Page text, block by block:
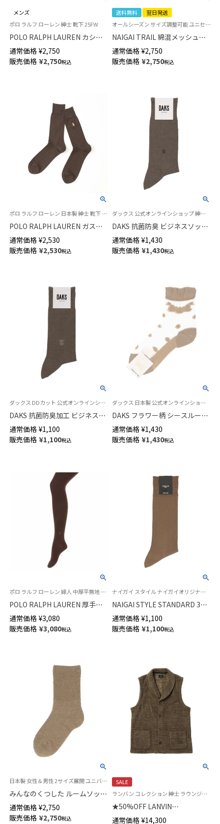
メンズ
ポロ ラルフ ローレン 紳士 靴下 25FW
POLO RALPH LAUREN カシミ
ヤ混 フラットベッド ゴードン
タータンチェック ポロポニー刺
しゅう クルー丈 ビジネス カジ
通常価格 ¥2,750
販売価格 ¥2,750税込
送料無料
翌日発送
オールシーズン サイズ調整可能 ユニセックス メンズ レディース 父の日アウトドア
NAIGAI TRAIL 綿混メッシュで
乾きやすい 短ツバ帽子 登山 ア
ウトドア用 SHORT BRIM CAP
2nd 抗菌防臭加工 【365日最短
通常価格 ¥2,750
販売価格 ¥2,750税込
ポロ ラルフ ローレン 日本製 紳士 靴下 2025SS
POLO RALPH LAUREN ガスシ
ル綿 多色 リブ ワンポイント刺
しゅう クルー丈 ビジネス カジ
ュアル メンズ ソックス
通常価格 ¥2,530
販売価格 ¥2,530税込
ダックス 公式オンラインショップ 紳士 靴下
DAKS 抗菌防臭 ビジネスソック
ス 平無地 かかとしっかりホー
ルド クルー丈 メンズ 02502572
通常価格 ¥1,430
販売価格 ¥1,430税込
ダックス DDカット 公式オンラインショップ 紳士 靴下
DAKS 抗菌防臭加工 ビジネスソ
ックス 小寸 大寸 平無地 タック
ストライプ クルー丈 メンズ
02502571
通常価格 ¥1,100
販売価格 ¥1,100税込
ダックス 日本製 公式オンラインショップ 婦人 靴下
DAKS フラワー柄 シースルーソ
ックス つま先フラット レーヨ
ンシルク混 テグス クルー丈 レ
ディース 03367028
通常価格 ¥1,430
販売価格 ¥1,430税込
ポロ ラルフ ローレン 婦人 中厚平無地 タイツ 冬
POLO RALPH LAUREN 厚手で
暖かい 毛混 タイツ 330デニール
相当 マチ付 ワンポイント刺繍
レディース 01847612
通常価格 ¥3,080
販売価格 ¥3,080税込
ナイガイ スタイル ナイガイオリジナル 日本製 紳士 靴下
NAIGAI STYLE STANDARD 3D
ヒール 無地 抗菌防臭 3×1 リブ
クルー丈 ビジネス ソックス メ
ンズ 02352708
通常価格 ¥1,100
販売価格 ¥1,100税込
日本製 女性＆男性 2サイズ展開 ユニバーサルデザイン 介護 履きやすい
みんなのくつした ルームソック
ス あたたかアンゴラ毛混 総パ
イル【締めつけない靴下】 クルー
丈 ユニセックス 90361013
通常価格 ¥2,750
販売価格 ¥2,750税込
SALE
ランバン コレクション 紳士 ラウンジウェア 羽織 半纏 はんてん あたたかい
★50%OFF LANVIN
COLLECTION 【M・Lサイズ】 カ
通常価格 ¥14,300